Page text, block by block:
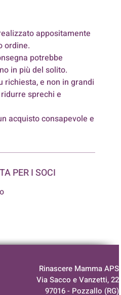
appositamente
ordine.
potrebbe
in più del solito.
richiesta, e non in grandi
sprechi e
acquisto consapevole e
PER I SOCI
Rinascere Mamma APS
Via Sacco e Vanzetti, 22
97016 - Pozzallo (RG)